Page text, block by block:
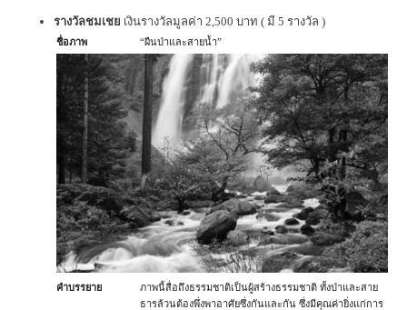
รางวัลชมเชย เงินรางวัลมูลค่า 2,500 บาท ( มี 5 รางวัล )
ชื่อภาพ “ผืนป่าและสายน้ำ”
คำบรรยาย
ภาพนี้สื่อถึงธรรมชาติเป็นผู้สร้างธรรมชาติ ทั้งป่าและสาย
ธารล้วนต้องพึ่งพาอาศัยซึ่งกันและกัน ซึ่งมีคุณค่ายิ่งแก่การ